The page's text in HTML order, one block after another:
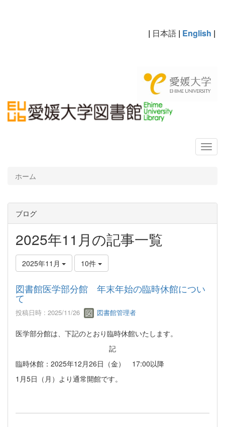
| 日本語 | English |
ホーム
ブログ
2025年11月の記事一覧
2025年11月 10件
図書館医学部分館 年末年始の臨時休館につい
て
投稿日時 : 2025/11/26 図書館管理者
医学部分館は、下記のとおり臨時休館いたします。
記
臨時休館：2025年12月26日（金） 17:00以降
1月5日（月）より通常開館です。